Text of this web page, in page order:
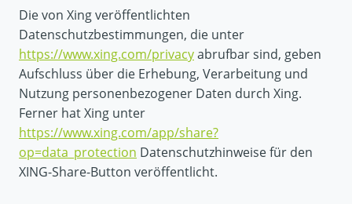
Die von Xing veröffentlichten
Datenschutzbestimmungen, die unter
https://www.xing.com/privacyabrufbar sind, geben
Aufschluss über die Erhebung, Verarbeitung und
Nutzung personenbezogener Daten durch Xing.
Ferner hat Xing unter
https://www.xing.com/app/share?
op=data_protection Datenschutzhinweise für den
XING-Share-Button veröffentlicht.